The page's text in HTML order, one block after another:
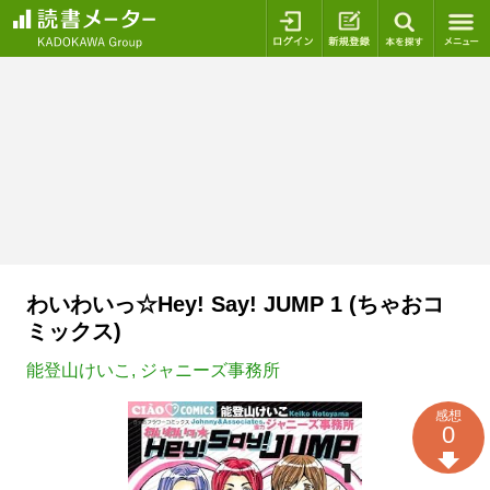
ログイン 新規登録
わいわいっ☆Hey! Say! JUMP 1 (ちゃおコ
ミックス)
能登山けいこ , ジャニーズ事務所
感想
0